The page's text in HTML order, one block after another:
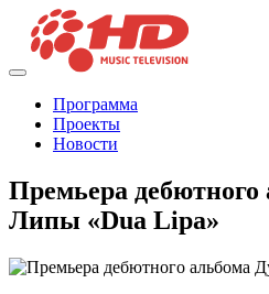
Программа
Проекты
Новости
Премьера дебютного
Липы «Dua Lipa»